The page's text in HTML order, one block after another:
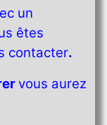
un
êtes
contacter.
vous aurez